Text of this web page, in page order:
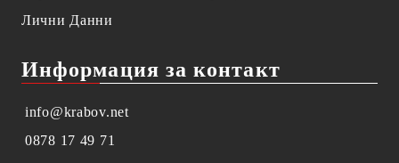
Лични Данни
Информация за контакт
info@krabov.net
0878 17 49 71